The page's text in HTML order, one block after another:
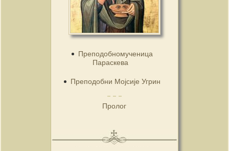
Преподобномученица
Параскева
Преподобни Мојсије Угрин
Пролог